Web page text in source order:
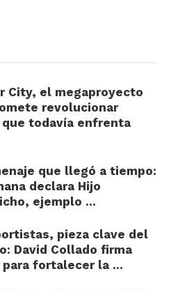
City, el megaproyecto
revolucionar
todavía enfrenta
que llegó a tiempo:
declara Hijo
ejemplo ...
pieza clave del
David Collado firma
para fortalecer la ...